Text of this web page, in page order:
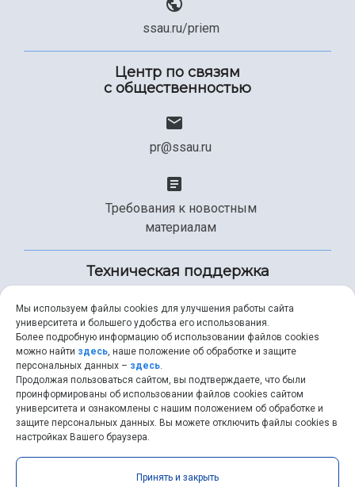
ssau.ru/priem
Центр по связям
с общественностью
pr@ssau.ru
Требования к новостным
материалам
Техническая поддержка
+7 (846) 267-49-99
help@ssau.ru
Самарский университет © 2026 |ssau.ru
Мы используем файлы cookies для улучшения работы сайта
университета и большего удобства его использования.
Более подробную информацию об использовании файлов cookies
можно найти здесь, наше положение об обработке и защите
персональных данных – здесь.
Продолжая пользоваться сайтом, вы подтверждаете, что были
проинформированы об использовании файлов cookies сайтом
университета и ознакомлены с нашим положением об обработке и
защите персональных данных. Вы можете отключить файлы cookies в
настройках Вашего браузера.
Принять и закрыть